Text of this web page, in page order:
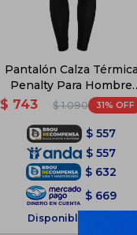
Pantalón Calza Térmica
Penalty Para Hombre
Original - Negro
$ 743 $ 1.090 31
$ 557
$ 557
$ 632
$ 669
Disponible Envío